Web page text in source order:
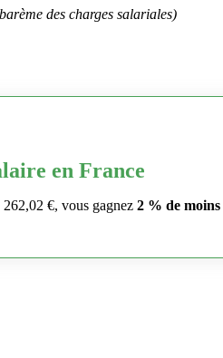
des charges salariales)
en France
€, vous gagnez 2 % de moins